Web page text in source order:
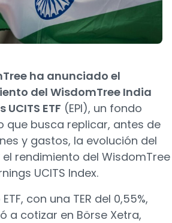
ha anunciado el
del WisdomTree India
UCITS ETF (EPI), un fondo
que busca replicar, antes de
y gastos, la evolución del
rendimiento del WisdomTree
UCITS Index.
con una TER del 0,55%,
a cotizar en Börse Xetra,